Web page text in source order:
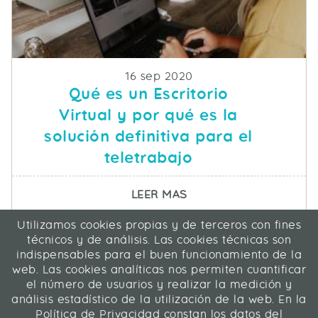
Fecha de publicacion
16 sep 2020
Qué es un Escritorio
Virtual y por qué es la
solución definitiva para el
teletrabajo
LEER MASSOBRE QUÉ ES UN
ICA Informática y Comunicaciones Avanzadas SL
C/ La Rábida 27, 28039 Madrid
91 311 04 87
Contacto | Mapa web Legal
Utilizamos cookies propias y de terceros con fines
técnicos y de análisis. Las cookies técnicas son
indispensables para el buen funcionamiento de la
web. Las cookies analíticas nos permiten cuantificar
el número de usuarios y realizar la medición y
análisis estadístico de la utilización de la web. En la
Política de Privacidad constan los datos del